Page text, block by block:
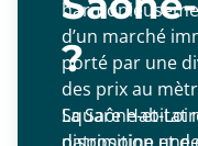
d’un marché
porté par une
des prix au
Square Habitat
?
La Saône-et-